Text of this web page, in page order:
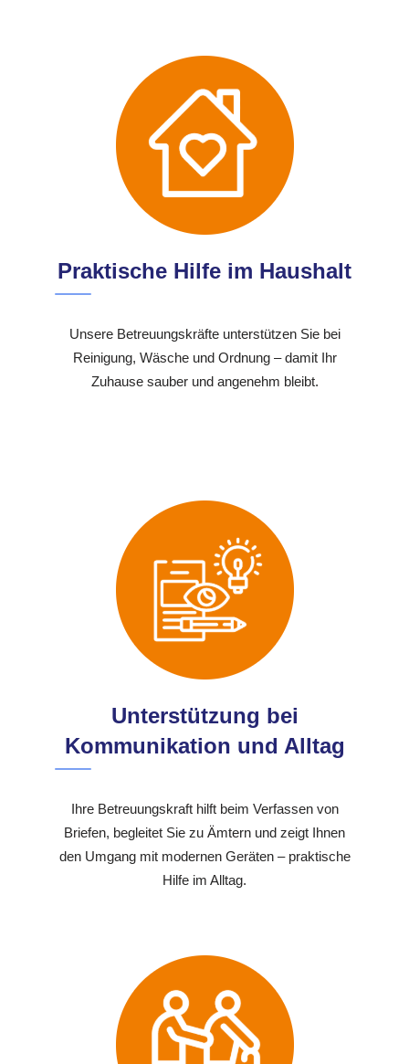
Praktische Hilfe im Haushalt
Unsere Betreuungskräfte unterstützen Sie bei
Reinigung, Wäsche und Ordnung – damit Ihr
Zuhause sauber und angenehm bleibt.
Unterstützung bei
Kommunikation und Alltag
Ihre Betreuungskraft hilft beim Verfassen von
Briefen, begleitet Sie zu Ämtern und zeigt Ihnen
den Umgang mit modernen Geräten – praktische
Hilfe im Alltag.